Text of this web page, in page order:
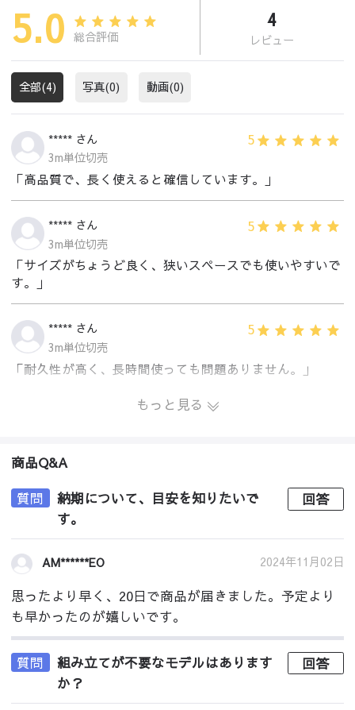
5.0 総合評価
4
レビュー
全部(4) 写真(0) 動画(0)
***** さん 5
3m単位切売
「高品質で、長く使えると確信しています。」
***** さん 5
3m単位切売
「サイズがちょうど良く、狭いスペースでも使いやすいで
す。」
***** さん 5
3m単位切売
「耐久性が高く、長時間使っても問題ありません。」
もっと見る
商品Q&A
質問
納期について、目安を知りたいで
す。
回答
AM******EO 2024年11月02日
思ったより早く、20日で商品が届きました。予定より
も早かったのが嬉しいです。
質問
組み立てが不要なモデルはあります
か？
回答